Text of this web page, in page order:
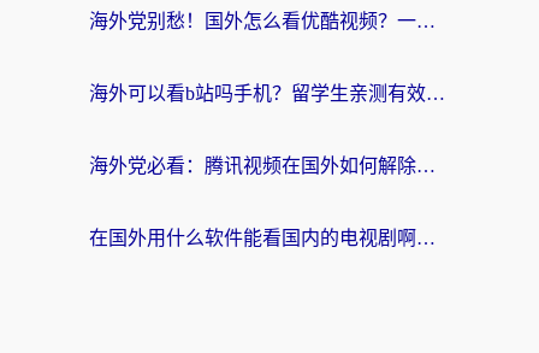
海外党别愁！国外怎么看优酷视频？一招解决追剧、看直播难题
海外可以看b站吗手机？留学生亲测有效的回国加速指南
海外党必看：腾讯视频在国外如何解除地域限制？附优酷咪咕使用指南
在国外用什么软件能看国内的电视剧啊？留学生亲测有效的回国加速方案